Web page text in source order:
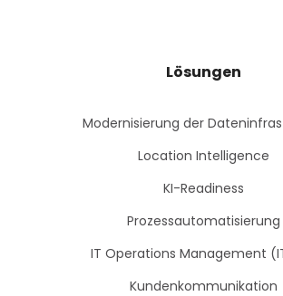
Lösungen
Modernisierung der
Location Intelligence
KI-Readiness
Prozessautomatisierung
IT Operations Management
Kundenkommunikation